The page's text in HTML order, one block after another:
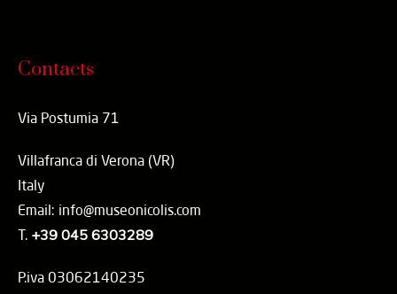
Contacts
Via Postumia 71
Villafranca di Verona (VR)
Italy
Email: info@museonicolis.com
T. +39 045 6303289
P.iva 03062140235